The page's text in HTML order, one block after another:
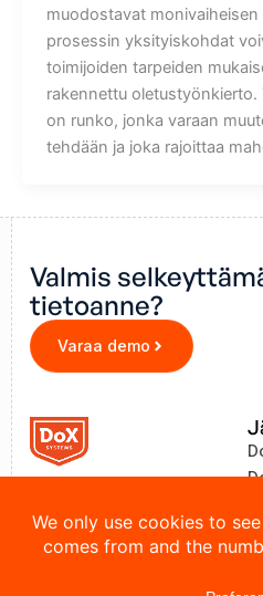
muodostavat
prosessin yksityiskohdat
toimijoiden tarpeiden
rakennettu
on runko, jonka varaan
tehdään ja joka rajoittaa
Valmis
tietoanne?
Varaa demo